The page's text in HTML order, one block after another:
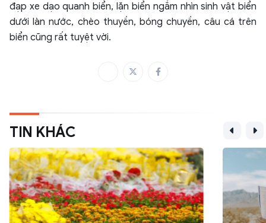
đạp xe dạo quanh biển, lặn biển ngắm nhìn sinh vật biển
dưới làn nước, chèo thuyền, bóng chuyền, câu cá trên
biển cũng rất tuyệt vời.
TIN KHÁC